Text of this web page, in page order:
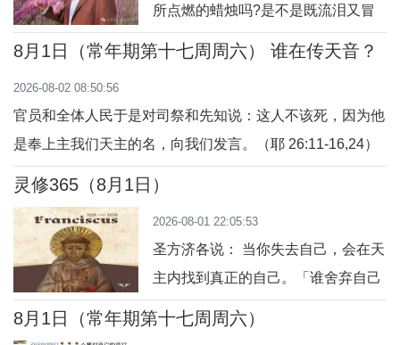
所点燃的蜡烛吗?是不是既流泪又冒
烟，亮度差，着的时间还短？为什么
也长了呢？不谦虚地说，是我以前的
一次偶然发现改善了上述问题，也算
是个小发明吧。我的一篇短文《盐的
报》“生活小常识”
8月1日（常年期第十七周周六） 谁在传天音？
2026-08-02 08:50:56
官员和全体人民于是对司祭和先知说：这人不该死，因为他
是奉上主我们天主的名，向我们发言。（耶 26:11-16,24）
解，然而“司祭和先知”企图通过“官员和人群”打击先知，却
让人惊愕！宗教团体内“职业人员”的邪
灵修365（8月1日）
2026-08-01 22:05:53
圣方济各说： 当你失去自己，会在天
主内找到真正的自己。「谁舍弃自己
的生命，必要获得生命。」（玛
8月1日（常年期第十七周周六）